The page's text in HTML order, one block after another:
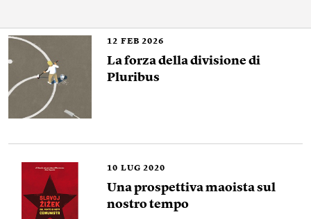
12 FEB 2026
La forza della divisione di
Pluribus
10 LUG 2020
Una prospettiva maoista sul
nostro tempo